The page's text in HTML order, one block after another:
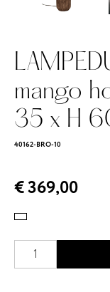
mango
35 x H
40162-BRO-10
€ 369,00